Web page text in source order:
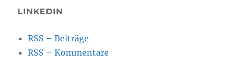
LINKEDIN
RSS – Beiträge
RSS – Kommentare